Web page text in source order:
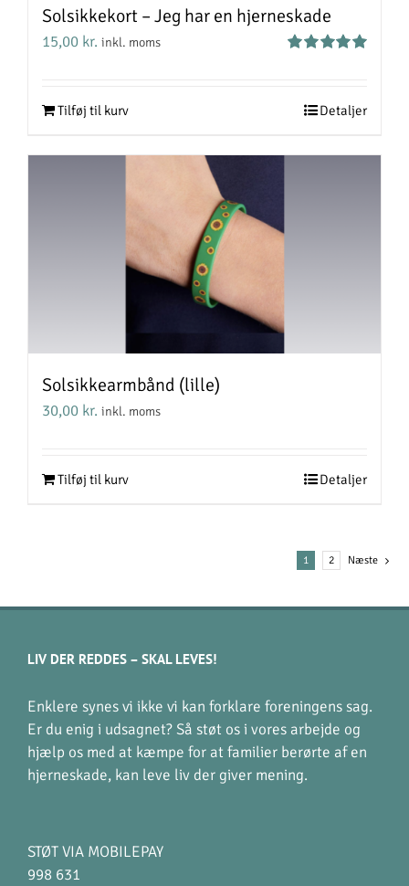
Solsikkekort – Jeg har en hjerneskade
15,00 kr. inkl. moms
Tilføj til kurv Detaljer
Solsikkearmbånd (lille)
30,00 kr. inkl. moms
Tilføj til kurv Detaljer
1 2 Næste
LIV DER REDDES – SKAL LEVES!
Enklere synes vi ikke vi kan forklare foreningens sag.
Er du enig i udsagnet? Så støt os i vores arbejde og
hjælp os med at kæmpe for at familier berørte af en
hjerneskade, kan leve liv der giver mening.
STØT VIA MOBILEPAY
998 631